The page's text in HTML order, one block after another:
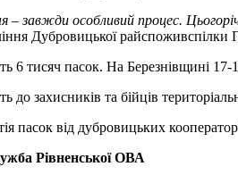
– завжди особливий процес.
Дубровицької райспоживспілки
6 тисяч пасок. На Березнівщині 17-
до захисників та бійців
пасок від дубровицьких
Рівненської ОВА